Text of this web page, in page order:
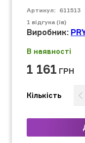
Артикул: 611513
1 відгука (ів)
Виробник:
В наявності
1 161 ГРН
Кількість